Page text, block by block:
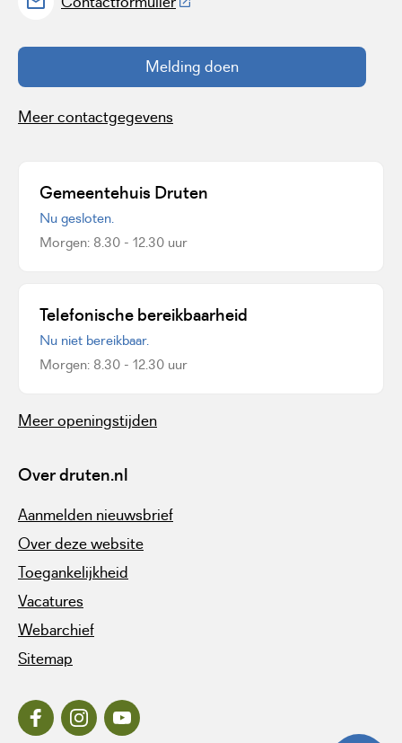
Melding doen
Meer contactgegevens
Gemeentehuis Druten
Nu gesloten.
Morgen: 8.30 - 12.30 uur
Telefonische bereikbaarheid
Nu niet bereikbaar.
Morgen: 8.30 - 12.30 uur
Meer openingstijden
Over druten.nl
Aanmelden nieuwsbrief
Over deze website
Toegankelijkheid
Vacatures
Webarchief
Sitemap